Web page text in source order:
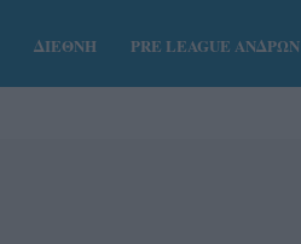
ΔΙΕΘΝΗ PRE LEAGUE ΑΝΔΡΩΝ